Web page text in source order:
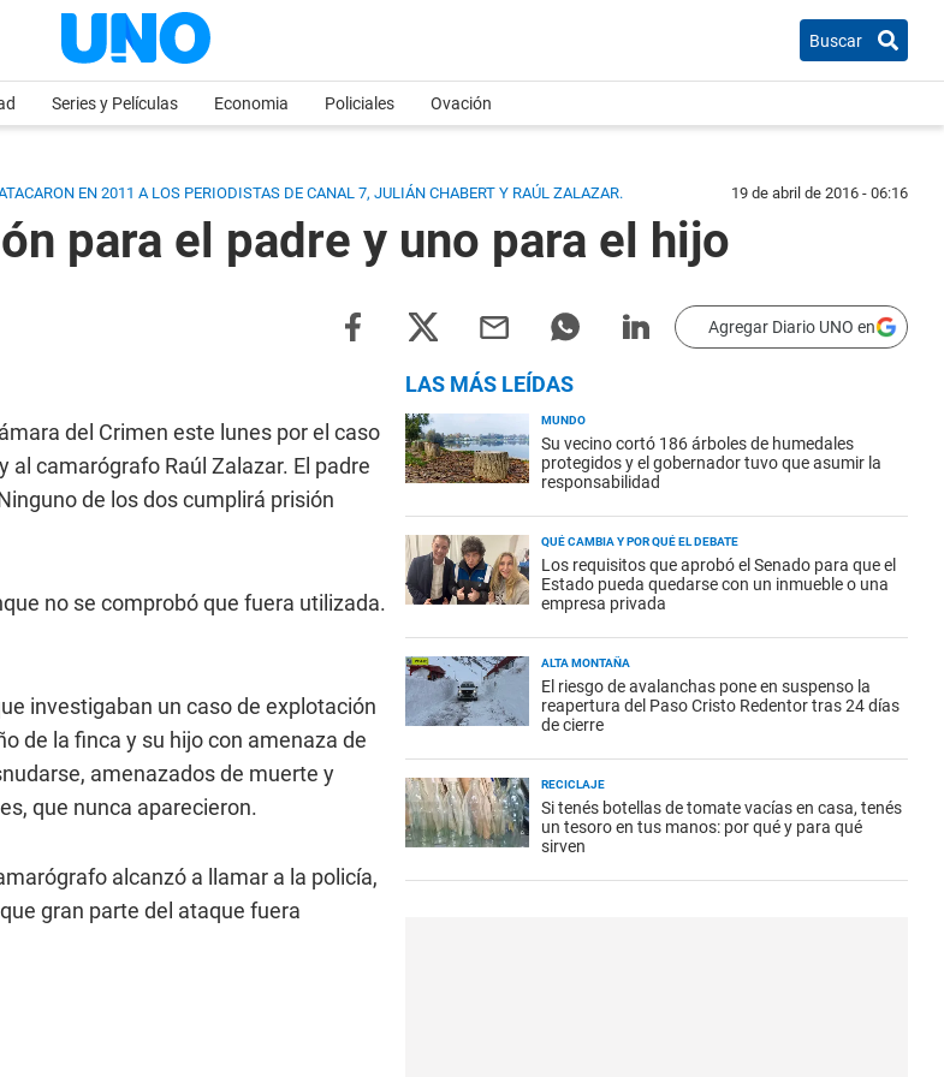
Buscar
Series y Películas Economia Policiales Ovación
EN 2011 A LOS PERIODISTAS DE CANAL 7, JULIÁN CHABERT Y RAÚL ZALAZAR. 19 de abril de 2016 - 06:16
para el padre y uno para el hijo
Agregar Diario UNO en
del Crimen este lunes por el caso
camarógrafo Raúl Zalazar. El padre
de los dos cumplirá prisión
no se comprobó que fuera utilizada.
investigaban un caso de explotación
de la finca y su hijo con amenaza de
amenazados de muerte y
que nunca aparecieron.
alcanzó a llamar a la policía,
gran parte del ataque fuera
LAS MÁS LEÍDAS
MUNDO
Su vecino cortó 186 árboles de humedales
protegidos y el gobernador tuvo que asumir la
responsabilidad
QUÉ CAMBIA Y POR QUÉ EL DEBATE
Los requisitos que aprobó el Senado para que el
Estado pueda quedarse con un inmueble o una
empresa privada
ALTA MONTAÑA
El riesgo de avalanchas pone en suspenso la
reapertura del Paso Cristo Redentor tras 24 días
de cierre
RECICLAJE
Si tenés botellas de tomate vacías en casa, tenés
un tesoro en tus manos: por qué y para qué
sirven